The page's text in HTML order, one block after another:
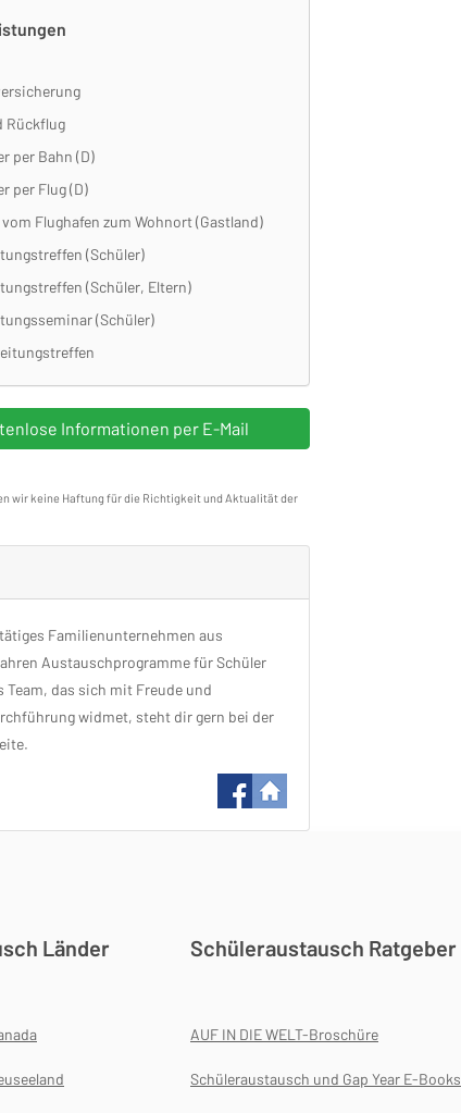
Rückflug
per Bahn (D)
per Flug (D)
Flughafen zum Wohnort (Gastland)
(Schüler)
(Schüler, Eltern)
(Schüler)
wir keine Haftung für die Richtigkeit und Aktualität der
Familienunternehmen aus
Austauschprogramme für Schüler
Team, das sich mit Freude und
widmet, steht dir gern bei der
Länder Schüleraustausch Ratgeber
AUF IN DIE WELT-Broschüre
Schüleraustausch und Gap Year E-Books